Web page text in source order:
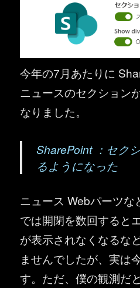
今年の7月あたりに
ニュースのセクション
なりました。
SharePoint ：セク
るようになった
ニュース Webパーツな
では開閉を数回すると
が表示されなくなるな
ませんでしたが、実は
す。ただ、僕の観測だ